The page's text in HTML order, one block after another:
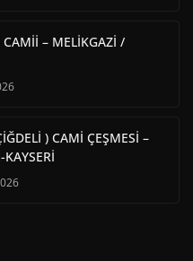
CAMİİ – MELİKGAZİ /
) CAMİ ÇEŞMESİ –